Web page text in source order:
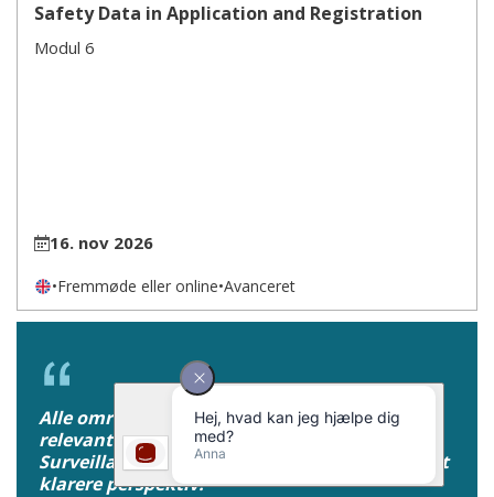
Safety Data in Application and Registration
Modul 6
16. nov 2026
•Fremmøde eller online•Avanceret
Alle områder, som kurset berørte, var yderst
relevante for min nye rolle som Safety
Surveillance Advisor. Jeg fik mange ting sat i et
klarere perspektiv.